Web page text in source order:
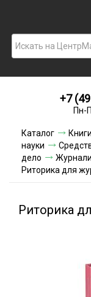
+7
Пн-
Каталог Книги
науки
дело
Риторика для
Риторика